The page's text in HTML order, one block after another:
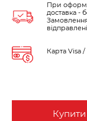
Купити
При
доставка -
Карта Visa